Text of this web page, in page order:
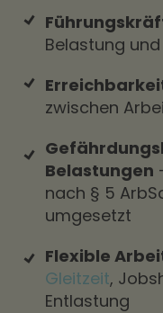
Belastung
zwischen
Belastungen
nach § 5
umgesetzt
Flexible
Gleitzeit,
Entlastung